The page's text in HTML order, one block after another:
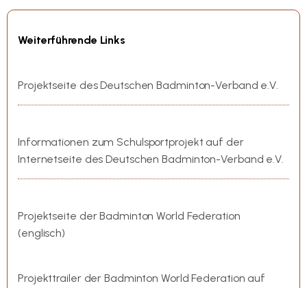
Weiterführende Links
Projektseite des Deutschen Badminton-Verband e.V.
Informationen zum Schulsportprojekt auf der
Internetseite des Deutschen Badminton-Verband e.V.
Projektseite der Badminton World Federation
(englisch)
Projekttrailer der Badminton World Federation auf